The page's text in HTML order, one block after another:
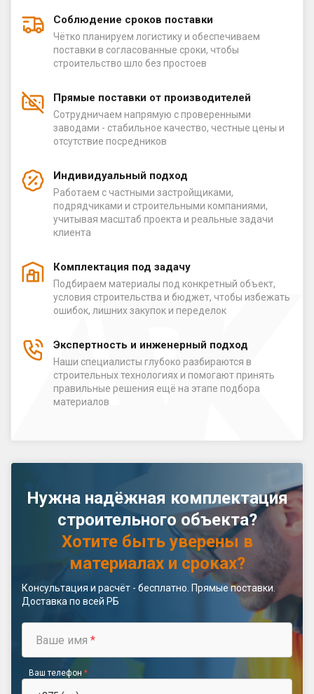
Соблюдение сроков поставки
Чётко планируем логистику и обеспечиваем
поставки в согласованные сроки, чтобы
строительство шло без простоев
Прямые поставки от производителей
Сотрудничаем напрямую с проверенными
заводами - стабильное качество, честные цены и
отсутствие посредников
Индивидуальный подход
Работаем с частными застройщиками,
подрядчиками и строительными компаниями,
учитывая масштаб проекта и реальные задачи
клиента
Комплектация под задачу
Подбираем материалы под конкретный объект,
условия строительства и бюджет, чтобы избежать
ошибок, лишних закупок и переделок
Экспертность и инженерный подход
Наши специалисты глубоко разбираются в
строительных технологиях и помогают принять
правильные решения ещё на этапе подбора
материалов
Нужна надёжная комплектация
строительного объекта?
Хотите быть уверены в
материалах и сроках?
Консультация и расчёт - бесплатно. Прямые поставки.
Доставка по всей РБ
Ваше имя *
Ваш телефон *